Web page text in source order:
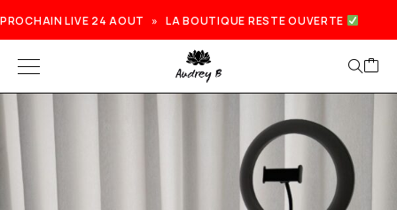
PROCHAIN LIVE 24 AOUT » LA BOUTIQUE RESTE OUVERTE